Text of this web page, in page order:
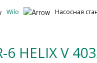
Wilo Насосная
HELIX V